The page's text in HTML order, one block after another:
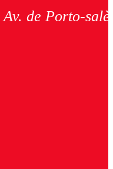
Av. de Porto-